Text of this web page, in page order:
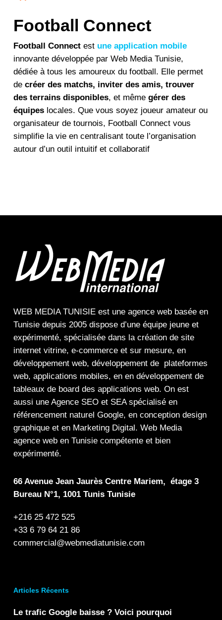
Football Connect
Football Connectest une application mobile
innovante développée par Web Media Tunisie,
dédiée à tous les amoureux du football. Elle permet
de créer des matchs, inviter des amis, trouver
des terrains disponibles, et même gérer des
équipeslocales. Que vous soyez joueur amateur ou
organisateur de tournois, Football Connect vous
simplifie la vie en centralisant toute l’organisation
autour d’un outil intuitif et collaboratif
WEB MEDIA TUNISIEest une agence webbasée en
Tunisie depuis 2005 dispose d’une équipe jeune et
expérimenté, spécialisée dans la création de site
internet vitrine, e-commerceet sur mesure, en
développement web, développement de plateformes
web, applications mobiles, en en développement de
tableaux de boarddes applications web. On est
aussi une Agence SEOet SEAspécialisé en
référencement naturel Google, en conception design
graphiqueet en Marketing Digital. Web Media
agence web en Tunisie compétente et bien
expérimenté.
66 Avenue Jean Jaurès Centre Mariem, étage 3
Bureau N°1, 1001 Tunis Tunisie
+216 25 472 525
+33 6 79 64 21 86
commercial@webmediatunisie.com
Articles Récents
Le trafic Google baisse ? Voici pourquoi